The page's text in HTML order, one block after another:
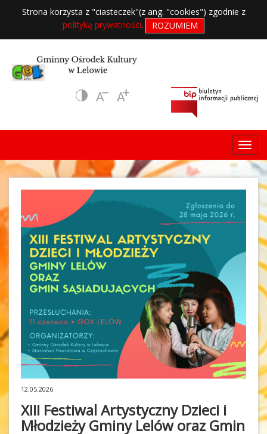
Strona korzysta z "ciasteczek"(z ang. "cookies") zgodnie z
polityką prywatności. ROZUMIEM
12.05.2026
XIII Festiwal Artystyczny Dzieci i
Młodzieży Gminy Lelów oraz Gmin